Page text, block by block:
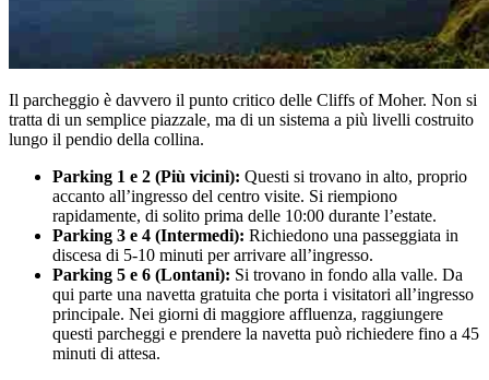
Il parcheggio è davvero il punto critico delle Cliffs of Moher. Non si
tratta di un semplice piazzale, ma di un sistema a più livelli costruito
lungo il pendio della collina.
Parking 1 e 2 (Più vicini): Questi si trovano in alto, proprio
accanto all’ingresso del centro visite. Si riempiono
rapidamente, di solito prima delle 10:00 durante l’estate.
Parking 3 e 4 (Intermedi): Richiedono una passeggiata in
discesa di 5-10 minuti per arrivare all’ingresso.
Parking 5 e 6 (Lontani): Si trovano in fondo alla valle. Da
qui parte una navetta gratuita che porta i visitatori all’ingresso
principale. Nei giorni di maggiore affluenza, raggiungere
questi parcheggi e prendere la navetta può richiedere fino a 45
minuti di attesa.